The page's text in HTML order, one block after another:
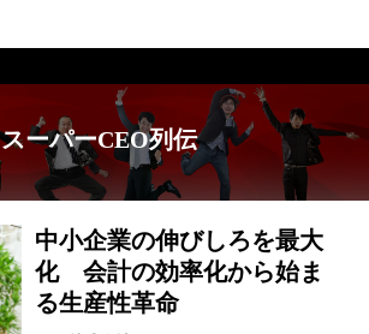
スーパーCEO列伝
中小企業の伸びしろを最大
化 会計の効率化から始ま
る生産性革命